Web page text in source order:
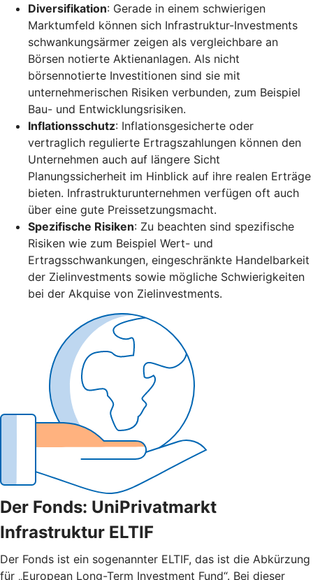
Diversifikation: Gerade in einem schwierigen
Marktumfeld können sich Infrastruktur-Investments
schwankungsärmer zeigen als vergleichbare an
Börsen notierte Aktienanlagen. Als nicht
börsennotierte Investitionen sind sie mit
unternehmerischen Risiken verbunden, zum Beispiel
Bau- und Entwicklungsrisiken.
Inflationsschutz: Inflationsgesicherte oder
vertraglich regulierte Ertragszahlungen können den
Unternehmen auch auf längere Sicht
Planungssicherheit im Hinblick auf ihre realen Erträge
bieten. Infrastrukturunternehmen verfügen oft auch
über eine gute Preissetzungsmacht.
Spezifische Risiken: Zu beachten sind spezifische
Risiken wie zum Beispiel Wert- und
Ertragsschwankungen, eingeschränkte Handelbarkeit
der Zielinvestments sowie mögliche Schwierigkeiten
bei der Akquise von Zielinvestments.
Der Fonds: UniPrivatmarkt
Infrastruktur ELTIF
Der Fonds ist ein sogenannter ELTIF, das ist die Abkürzung
für „European Long-Term Investment Fund“. Bei dieser